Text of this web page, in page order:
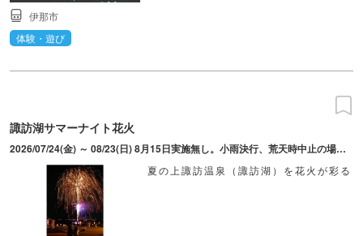
伊那市
体験・遊び
諏訪湖サマーナイト花火
2026/07/24(金) ～ 08/23(日) 8月15日実施無し。小雨決行、荒天時中止の場合あり。
夏の上諏訪温泉（諏訪湖）を花火が彩る